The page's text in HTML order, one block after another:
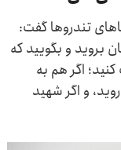
تندروها گفت:
و بگویید که
اگر هم به
و اگر شهید